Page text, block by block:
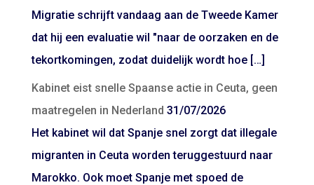
Migratie schrijft vandaag aan de Tweede Kamer
dat hij een evaluatie wil "naar de oorzaken en de
tekortkomingen, zodat duidelijk wordt hoe […]
Kabinet eist snelle Spaanse actie in Ceuta, geen
maatregelen in Nederland 31/07/2026
Het kabinet wil dat Spanje snel zorgt dat illegale
migranten in Ceuta worden teruggestuurd naar
Marokko. Ook moet Spanje met spoed de